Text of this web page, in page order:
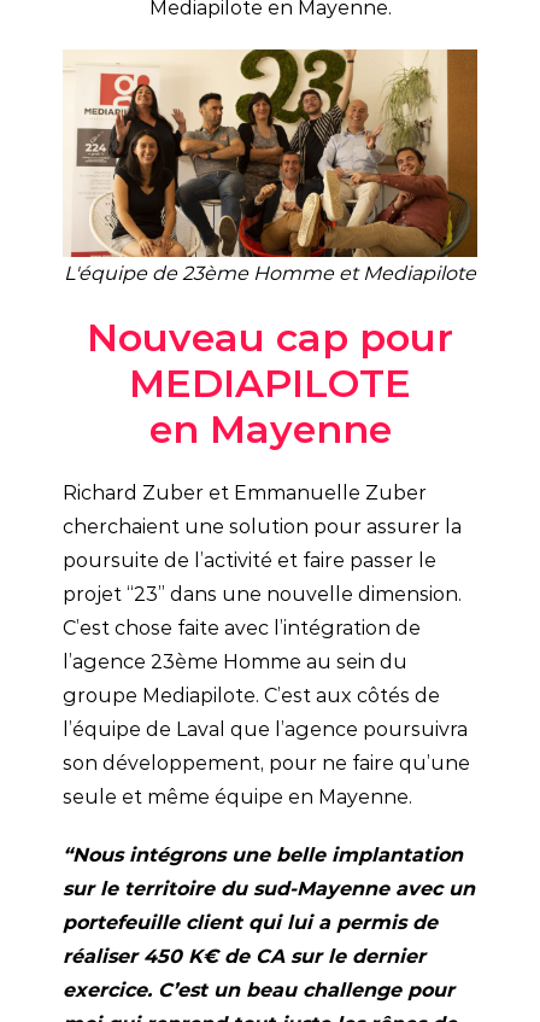
Mediapilote en Mayenne.
L'équipe de 23ème Homme et Mediapilote
Nouveau cap pour
MEDIAPILOTE
en Mayenne
Richard Zuber et Emmanuelle Zuber
cherchaient une solution pour assurer la
poursuite de l’activité et faire passer le
projet “23” dans une nouvelle dimension.
C’est chose faite avec l’intégration de
l’agence 23ème Homme au sein du
groupe Mediapilote. C’est aux côtés de
l’équipe de Laval que l’agence poursuivra
son développement, pour ne faire qu’une
seule et même équipe en Mayenne.
“Nous intégrons une belle implantation
sur le territoire du sud-Mayenne avec un
portefeuille client qui lui a permis de
réaliser 450 K€ de CA sur le dernier
exercice. C’est un beau challenge pour